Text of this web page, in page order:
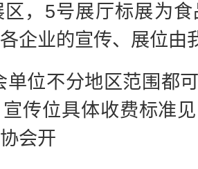
，5号展厅标展为
企业的宣传、展位由
单位不分地区范围都
传位具体收费标准
会开